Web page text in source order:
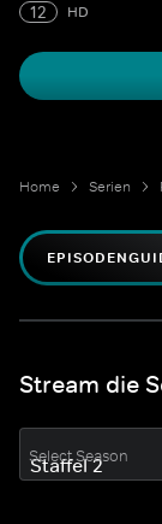
12
HD
Home Serien
Stream die
Select Season